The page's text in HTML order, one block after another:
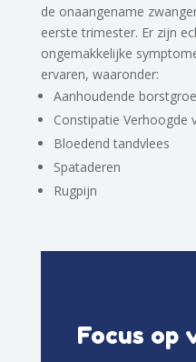
de onaangename
eerste trimester. Er zijn
ongemakkelijke
ervaren, waaronder:
Aanhoudende
Constipatie Verhoogde
Bloedend tandvlees
Spataderen
Rugpijn
Focus op